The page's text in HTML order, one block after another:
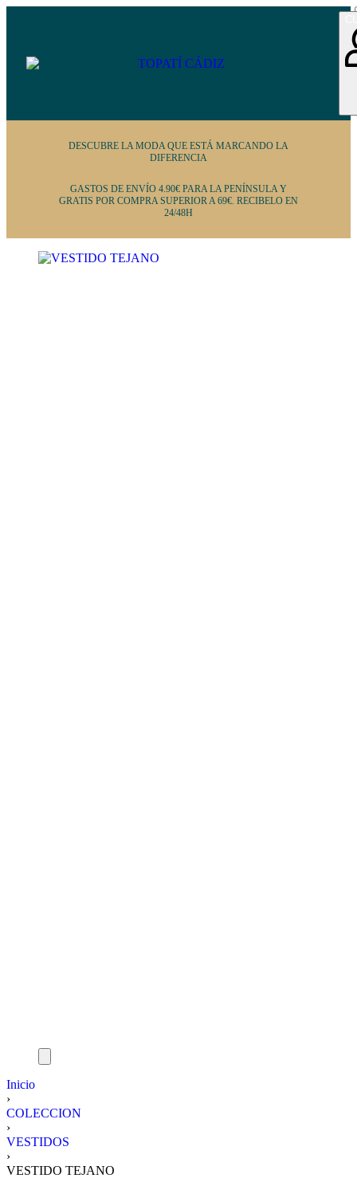
0
DESCUBRE LA MODA QUE ESTÁ MARCANDO LA
DIFERENCIA
GASTOS DE ENVÍO 4.90€ PARA LA PENÍNSULA Y
GRATIS POR COMPRA SUPERIOR A 69€. RECIBELO EN
24/48H
Inicio
›
COLECCION
›
VESTIDOS
›
VESTIDO TEJANO